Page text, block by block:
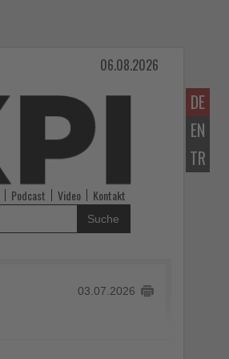
DE
EN
TR
06.08.2026
Podcast Video Kontakt
Suche
03.07.2026